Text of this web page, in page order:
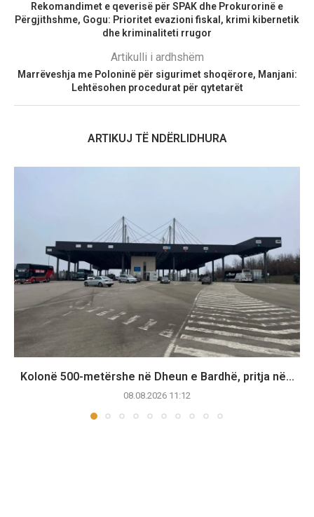
Rekomandimet e qeverisë për SPAK dhe Prokurorinë e
Përgjithshme, Gogu: Prioritet evazioni fiskal, krimi kibernetik
dhe kriminaliteti rrugor
Artikulli i ardhshëm
Marrëveshja me Poloninë për sigurimet shoqërore, Manjani:
Lehtësohen procedurat për qytetarët
ARTIKUJ TË NDËRLIDHURA
Kolonë 500-metërshe në Dheun e Bardhë, pritja në...
08.08.2026 11:12